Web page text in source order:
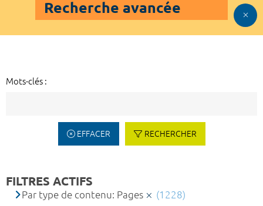
Recherche avancée
Mots-clés :
EFFACER RECHERCHER
FILTRES ACTIFS
Par type de contenu: Pages (1228)